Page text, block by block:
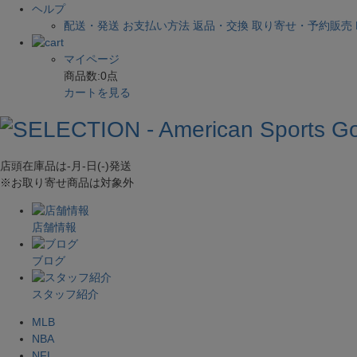
ヘルプ
配送・発送 お支払い方法 返品・交換 取り寄せ・予約販売
マイページ
商品数:0点
カートを見る
店頭在庫品は-月-日(-)発送
※お取り寄せ商品は対象外
店舗情報
ブログ
スタッフ紹介
MLB
NBA